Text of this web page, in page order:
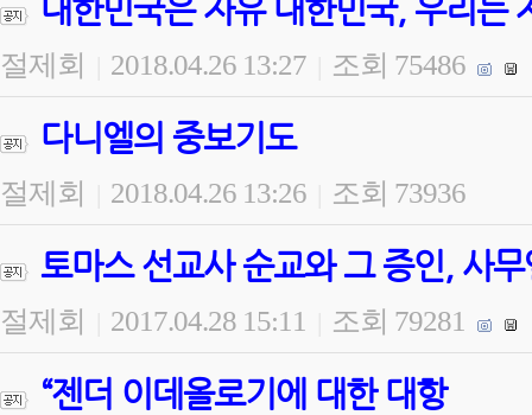
대한민국은 자유 대한민국, 우리는
절제회 2018.04.26 13:27 조회 75486
다니엘의 중보기도
절제회 2018.04.26 13:26 조회 73936
토마스 선교사 순교와 그 증인, 사
절제회 2017.04.28 15:11 조회 79281
“젠더 이데올로기에 대한 대항